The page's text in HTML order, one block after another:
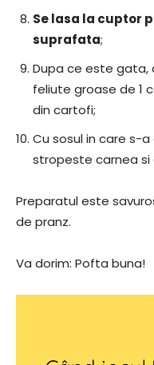
Se lasa la cuptor
suprafata;
Dupa ce este gata,
feliute groase de 1
din cartofi;
Cu sosul in care s-
stropeste carnea si
Preparatul este
de pranz.
Va dorim: Pofta buna!